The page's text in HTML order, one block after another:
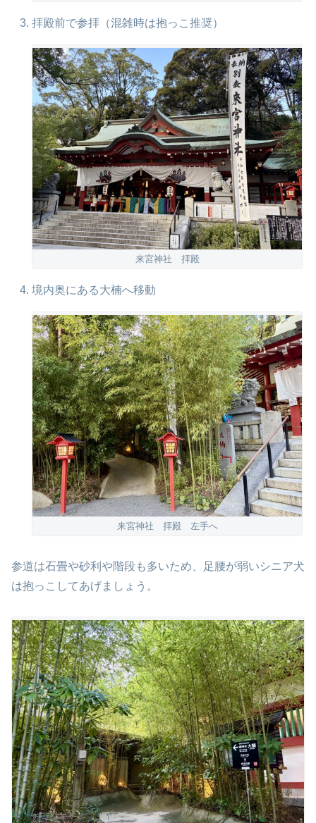
拝殿前で参拝（混雑時は抱っこ推奨）
来宮神社 拝殿
境内奥にある大楠へ移動
来宮神社 拝殿 左手へ
参道は石畳や砂利や階段も多いため、足腰が弱いシニア犬
は抱っこしてあげましょう。